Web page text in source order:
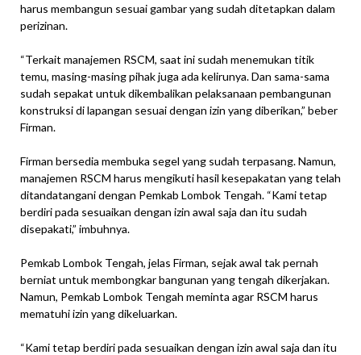
harus membangun sesuai gambar yang sudah ditetapkan dalam
perizinan.
“Terkait manajemen RSCM, saat ini sudah menemukan titik
temu, masing-masing pihak juga ada kelirunya. Dan sama-sama
sudah sepakat untuk dikembalikan pelaksanaan pembangunan
konstruksi di lapangan sesuai dengan izin yang diberikan,” beber
Firman.
Firman bersedia membuka segel yang sudah terpasang. Namun,
manajemen RSCM harus mengikuti hasil kesepakatan yang telah
ditandatangani dengan Pemkab Lombok Tengah. “Kami tetap
berdiri pada sesuaikan dengan izin awal saja dan itu sudah
disepakati,” imbuhnya.
Pemkab Lombok Tengah, jelas Firman, sejak awal tak pernah
berniat untuk membongkar bangunan yang tengah dikerjakan.
Namun, Pemkab Lombok Tengah meminta agar RSCM harus
mematuhi izin yang dikeluarkan.
“Kami tetap berdiri pada sesuaikan dengan izin awal saja dan itu